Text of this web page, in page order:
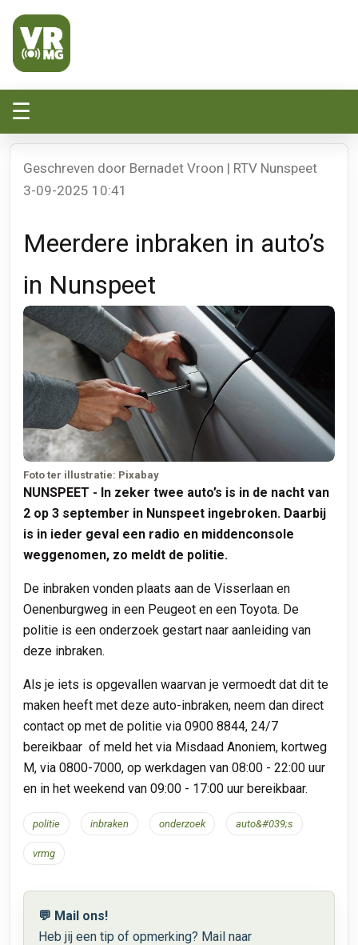
☰
Geschreven door Bernadet Vroon | RTV Nunspeet
3-09-2025 10:41
Meerdere inbraken in auto’s
in Nunspeet
Foto ter illustratie: Pixabay
NUNSPEET - In zeker twee auto’s is in de nacht van
2 op 3 september in Nunspeet ingebroken. Daarbij
is in ieder geval een radio en middenconsole
weggenomen, zo meldt de politie.
De inbraken vonden plaats aan de Visserlaan en
Oenenburgweg in een Peugeot en een Toyota. De
politie is een onderzoek gestart naar aanleiding van
deze inbraken.
Als je iets is opgevallen waarvan je vermoedt dat dit te
maken heeft met deze auto-inbraken, neem dan direct
contact op met de politie via 0900 8844, 24/7
bereikbaar of meld het via Misdaad Anoniem, kortweg
M, via 0800-7000, op werkdagen van 08:00 - 22:00 uur
en in het weekend van 09:00 - 17:00 uur bereikbaar.
politie inbraken onderzoek auto&#039;s
vrmg
💬 Mail ons!
Heb jij een tip of opmerking? Mail naar